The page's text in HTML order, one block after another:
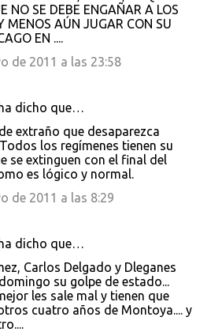
NO SE DEBE ENGAÑAR A LOS
MENOS AÚN JUGAR CON SU
EN ....
de 2011 a las 23:58
dicho que…
extraño que desaparezca
los regímenes tienen su
se extinguen con el final del
es lógico y normal.
de 2011 a las 8:29
dicho que…
Carlos Delgado y Dleganes
su golpe de estado...
les sale mal y tienen que
cuatro años de Montoya.... y